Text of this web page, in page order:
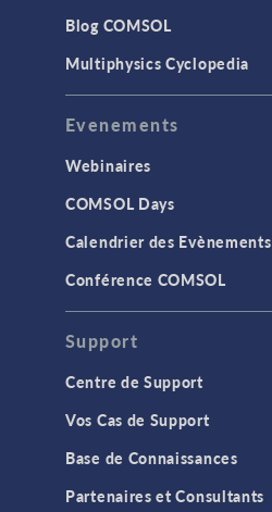
Blog COMSOL
Multiphysics Cyclopedia
Evenements
Webinaires
COMSOL Days
Calendrier des Evènements
Conférence COMSOL
Support
Centre de Support
Vos Cas de Support
Base de Connaissances
Partenaires et Consultants